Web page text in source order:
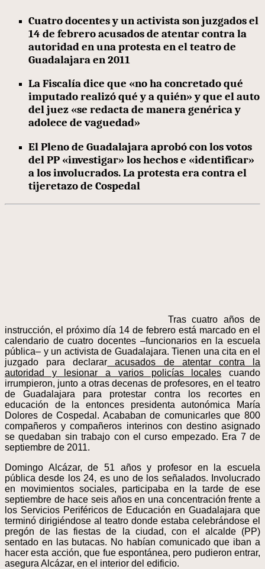
Cuatro docentes y un activista son juzgados el
14 de febrero acusados de atentar contra la
autoridad en una protesta en el teatro de
Guadalajara en 2011
La Fiscalía dice que «no ha concretado qué
imputado realizó qué y a quién» y que el auto
del juez «se redacta de manera genérica y
adolece de vaguedad»
El Pleno de Guadalajara aprobó con los votos
del PP «investigar» los hechos e «identificar»
a los involucrados. La protesta era contra el
tijeretazo de Cospedal
Tras cuatro años de
instrucción, el próximo día 14 de febrero está marcado en el
calendario de cuatro docentes –funcionarios en la escuela
pública– y un activista de Guadalajara. Tienen una cita en el
juzgado para declarar acusados de atentar contra la
autoridad y lesionar a varios policías locales cuando
irrumpieron, junto a otras decenas de profesores, en el teatro
de Guadalajara para protestar contra los recortes en
educación de la entonces presidenta autonómica María
Dolores de Cospedal. Acababan de comunicarles que 800
compañeros y compañeros interinos con destino asignado
se quedaban sin trabajo con el curso empezado. Era 7 de
septiembre de 2011.
Domingo Alcázar, de 51 años y profesor en la escuela
pública desde los 24, es uno de los señalados. Involucrado
en movimientos sociales, participaba en la tarde de ese
septiembre de hace seis años en una concentración frente a
los Servicios Periféricos de Educación en Guadalajara que
terminó dirigiéndose al teatro donde estaba celebrándose el
pregón de las fiestas de la ciudad, con el alcalde (PP)
sentado en las butacas. No habían comunicado que iban a
hacer esta acción, que fue espontánea, pero pudieron entrar,
asegura Alcázar, en el interior del edificio.